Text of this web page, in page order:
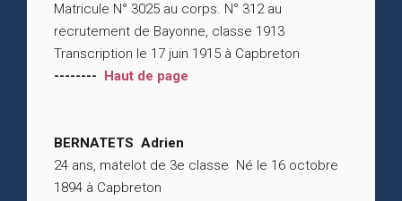
Matricule N° 3025 au corps. N° 312 au
recrutement de Bayonne, classe 1913
Transcription le 17 juin 1915 à Capbreton
-------- Haut de page
BERNATETS Adrien
24 ans, matelot de 3e classe Né le 16 octobre
1894 à Capbreton